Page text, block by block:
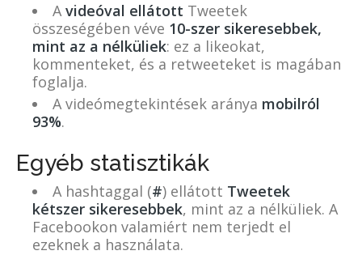
A videóval ellátott Tweetek
összeségében véve 10-szer sikeresebbek,
mint az a nélküliek: ez a likeokat,
kommenteket, és a retweeteket is magában
foglalja.
A videómegtekintések aránya mobilról
93%.
Egyéb statisztikák
A hashtaggal (#) ellátott Tweetek
kétszer sikeresebbek, mint az a nélküliek. A
Facebookon valamiért nem terjedt el
ezeknek a használata.